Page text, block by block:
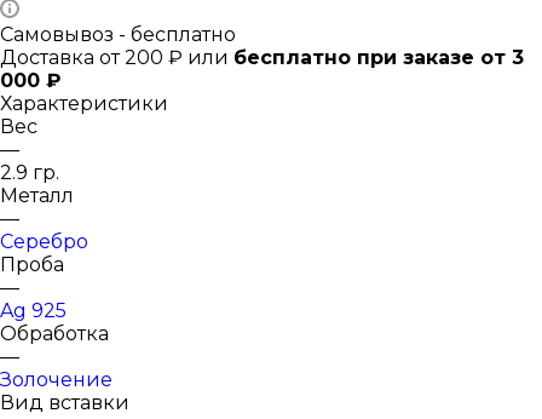
Самовывоз - бесплатно
Доставка от 200 ₽ или бесплатно при заказе от 3
000 ₽
Характеристики
Вес
—
2.9 гр.
Металл
—
Серебро
Проба
—
Ag 925
Обработка
—
Золочение
Вид вставки